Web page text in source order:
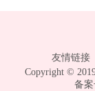
友情链接
Copyright ©
备